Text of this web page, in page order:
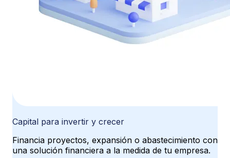
Capital para invertir y crecer
Financia proyectos, expansión o abastecimiento con
una solución financiera a la medida de tu empresa.